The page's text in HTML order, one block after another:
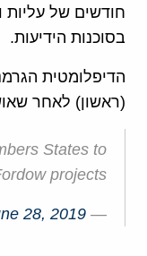
בסוכנות הידיעות.
הדיפלומטית
(ראשון) לאחר
States to
projects
— Helga Schmid (@HelgaSchmid_EU)
28, 2019